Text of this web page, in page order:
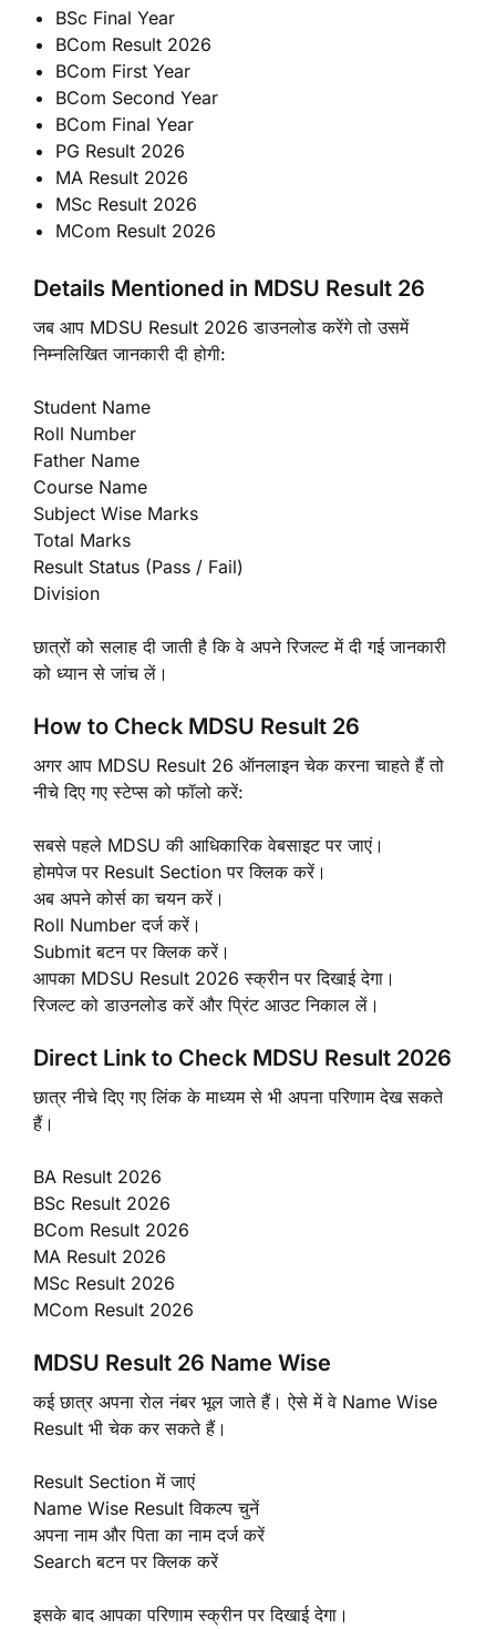
BSc Final Year
BCom Result 2026
BCom First Year
BCom Second Year
BCom Final Year
PG Result 2026
MA Result 2026
MSc Result 2026
MCom Result 2026
Details Mentioned in MDSU Result 26
जब आप MDSU Result 2026 डाउनलोड करेंगे तो उसमें
निम्नलिखित जानकारी दी होगी:
Student Name
Roll Number
Father Name
Course Name
Subject Wise Marks
Total Marks
Result Status (Pass / Fail)
Division
छात्रों को सलाह दी जाती है कि वे अपने रिजल्ट में दी गई जानकारी
को ध्यान से जांच लें।
How to Check MDSU Result 26
अगर आप MDSU Result 26 ऑनलाइन चेक करना चाहते हैं तो
नीचे दिए गए स्टेप्स को फॉलो करें:
सबसे पहले MDSU की आधिकारिक वेबसाइट पर जाएं।
होमपेज पर Result Section पर क्लिक करें।
अब अपने कोर्स का चयन करें।
Roll Number दर्ज करें।
Submit बटन पर क्लिक करें।
आपका MDSU Result 2026 स्क्रीन पर दिखाई देगा।
रिजल्ट को डाउनलोड करें और प्रिंट आउट निकाल लें।
Direct Link to Check MDSU Result 2026
छात्र नीचे दिए गए लिंक के माध्यम से भी अपना परिणाम देख सकते
हैं।
BA Result 2026
BSc Result 2026
BCom Result 2026
MA Result 2026
MSc Result 2026
MCom Result 2026
MDSU Result 26 Name Wise
कई छात्र अपना रोल नंबर भूल जाते हैं। ऐसे में वे Name Wise
Result भी चेक कर सकते हैं।
Result Section में जाएं
Name Wise Result विकल्प चुनें
अपना नाम और पिता का नाम दर्ज करें
Search बटन पर क्लिक करें
इसके बाद आपका परिणाम स्क्रीन पर दिखाई देगा।